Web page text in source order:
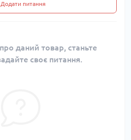
питання
даний товар, станьте
своє питання.